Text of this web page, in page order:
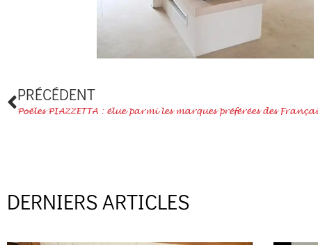
Précédent
PRÉCÉDENT
Poêles PIAZZETTA : élue parmi les marques préférées des
DERNIERS ARTICLES